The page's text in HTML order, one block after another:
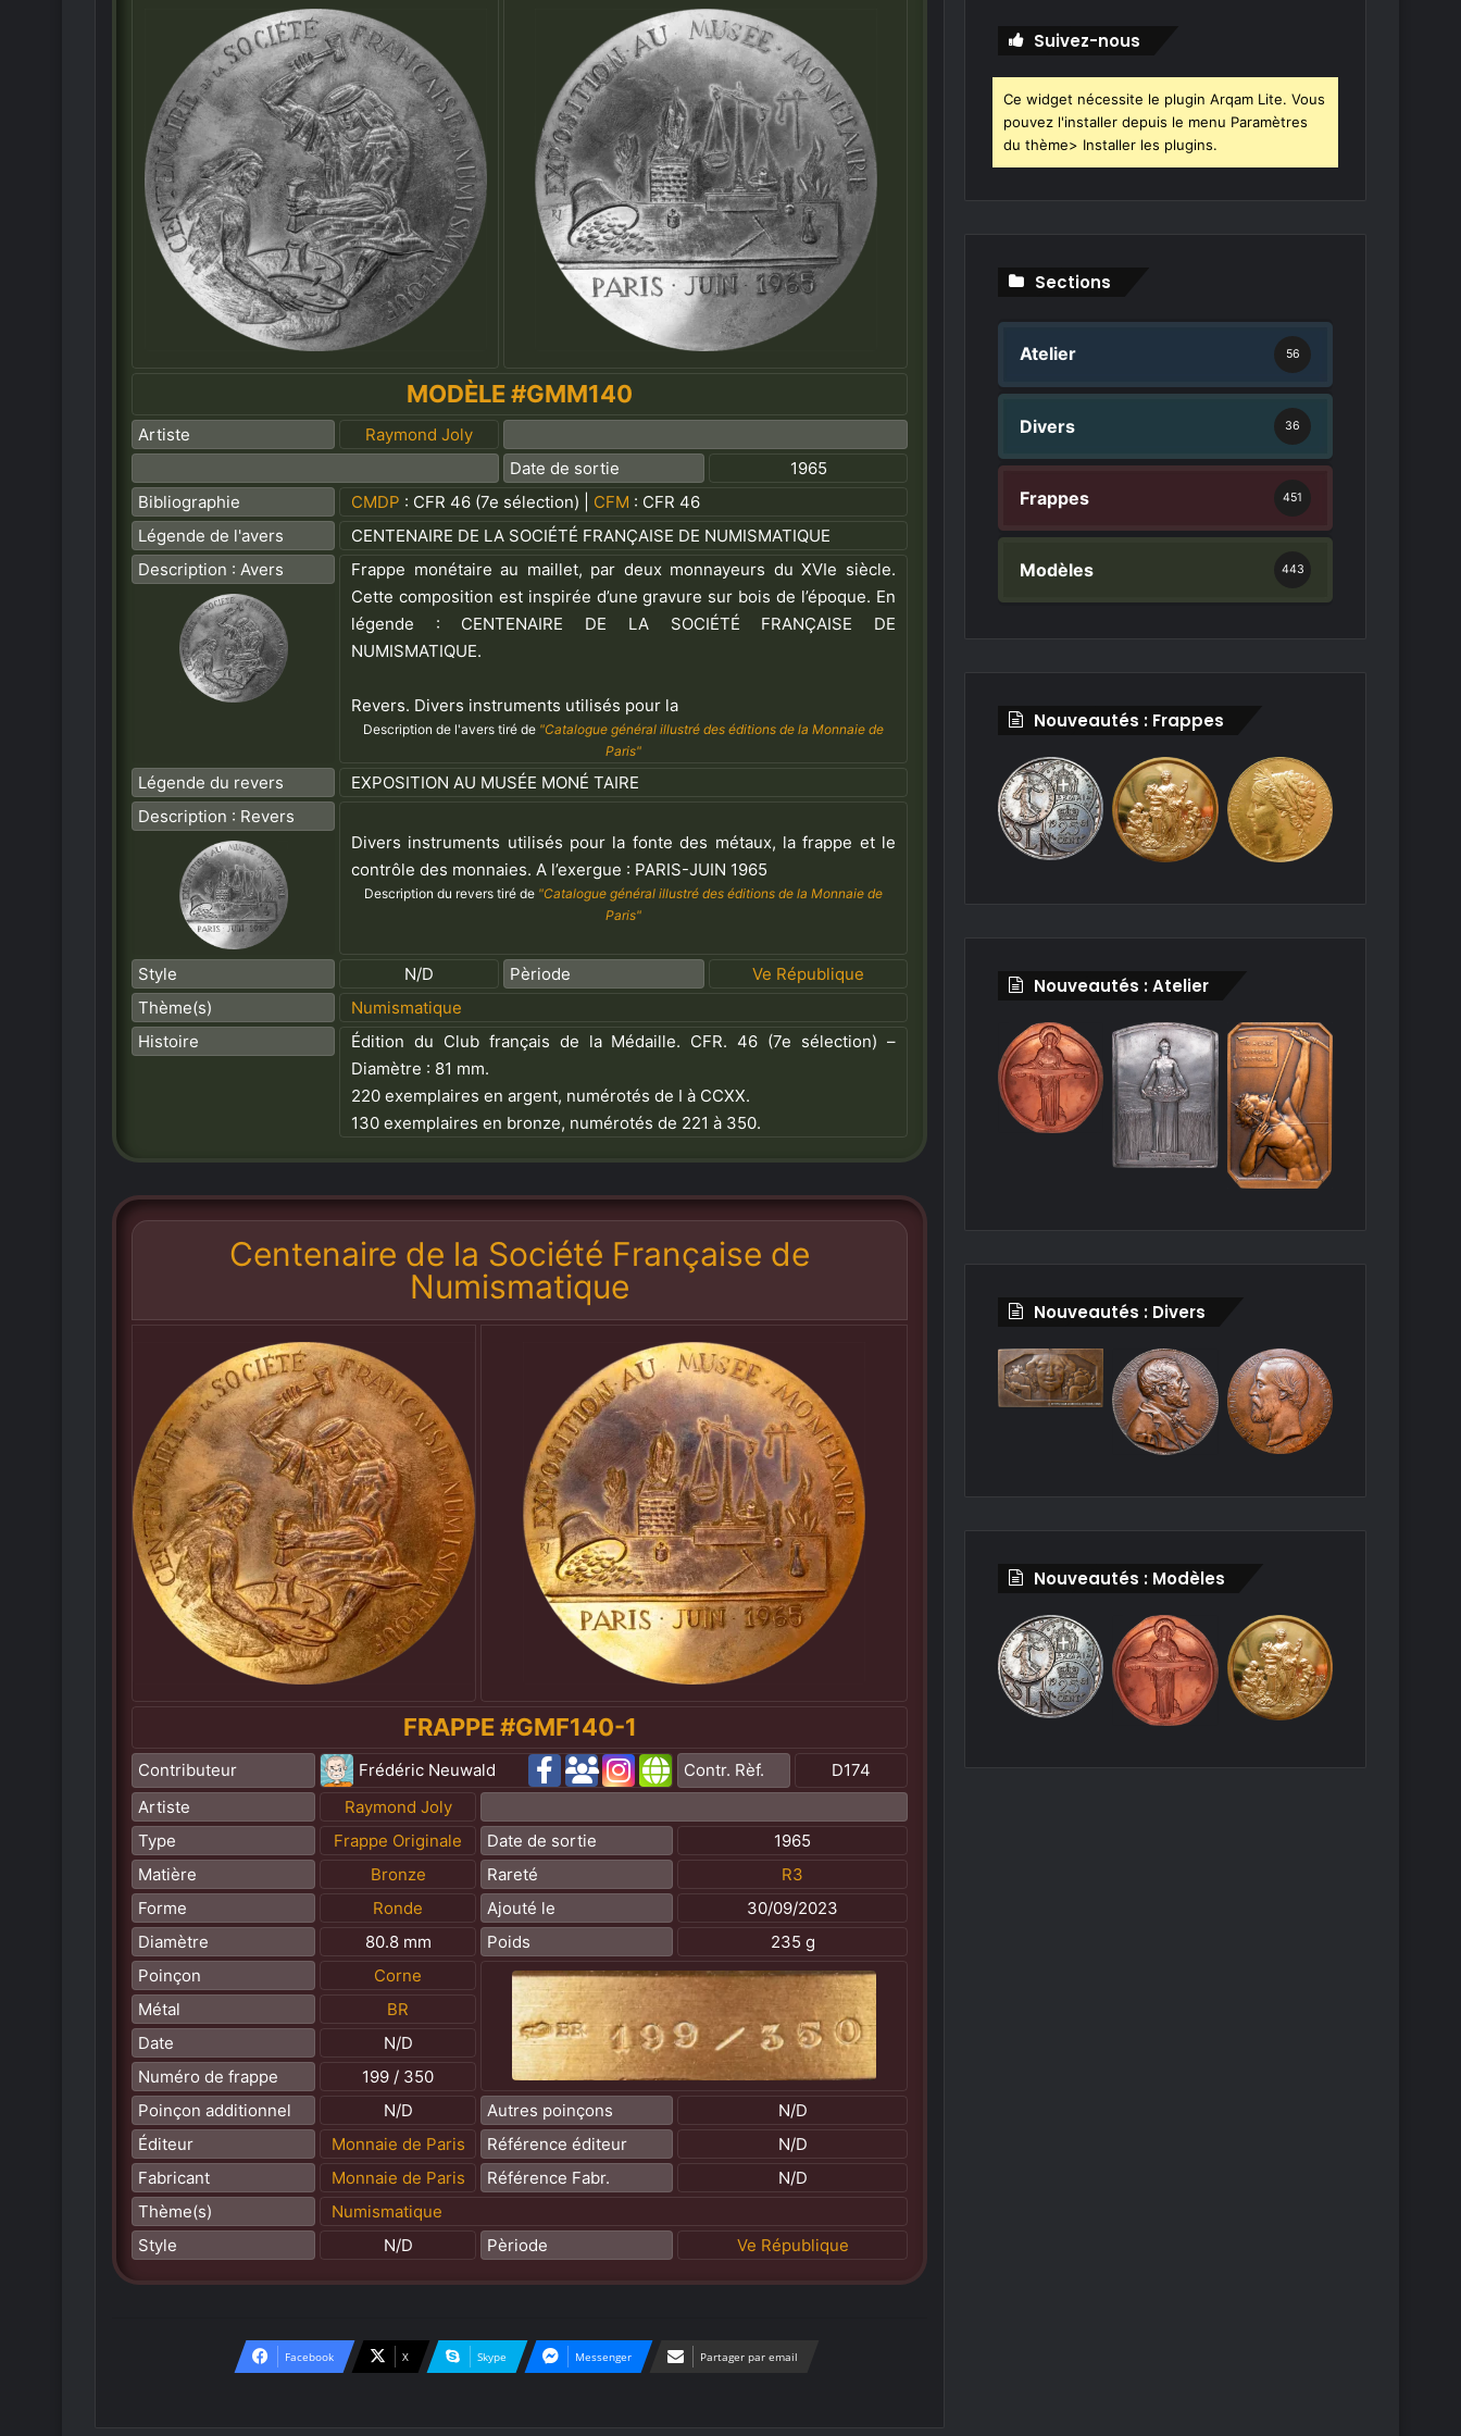
MODÈLE #GMM140
Artiste
Raymond Joly
Date de sortie
1965
Bibliographie
CMDP : CFR 46 (7e sélection) | CFM : CFR 46
Légende de l'avers
CENTENAIRE DE LA SOCIÉTÉ FRANÇAISE DE NUMISMATIQUE
Description : Avers
Frappe monétaire au maillet, par deux monnayeurs du XVIe siècle.
Cette composition est inspirée d’une gravure sur bois de l’époque. En
légende : CENTENAIRE DE LA SOCIÉTÉ FRANÇAISE DE
NUMISMATIQUE.
Revers. Divers instruments utilisés pour la
Description de l'avers tiré de "Catalogue général illustré des éditions de la Monnaie de
Paris"
Légende du revers
EXPOSITION AU MUSÉE MONÉ­ TAIRE
Description : Revers
Divers instruments utilisés pour la fonte des métaux, la frappe et le
contrôle des monnaies. A l’exergue : PARIS-JUIN 1965
Description du revers tiré de "Catalogue général illustré des éditions de la Monnaie de
Paris"
Style N/D Pèriode
Ve République
Thème(s)
Numismatique
Histoire
Édition du Club français de la Médaille. CFR. 46 (7e sélection) –
Diamètre : 81 mm.
220 exemplaires en argent, numérotés de I à CCXX.
130 exemplaires en bronze, numérotés de 221 à 350.
Centenaire de la Société Française de
Numismatique
FRAPPE #GMF140-1
Contributeur Frédéric Neuwald Contr. Rèf.
D174
Artiste
Raymond Joly
Type
Frappe Originale Date de sortie
1965
Matière
Bronze Rareté
R3
Forme
Ronde Ajouté le
30/09/2023
Diamètre
80.8 mm Poids
235 g
Poinçon
Corne
Métal
BR
Date
N/D
Numéro de frappe
199 / 350
Poinçon additionnel
N/D Autres poinçons
N/D
Éditeur
Monnaie de Paris Référence éditeur
N/D
Fabricant
Monnaie de Paris Référence Fabr.
N/D
Thème(s)
Numismatique
Style
N/D Pèriode Ve République
Facebook X Skype Messenger Partager par email
e
r
Suivez-nous
Ce widget nécessite le plugin Arqam Lite. Vous
pouvez l'installer depuis le menu Paramètres
du thème> Installer les plugins.
Sections
Atelier 56
Divers 36
Frappes 451
Modèles 443
Nouveautés : Frappes
Nouveautés : Atelier
Nouveautés : Divers
Nouveautés : Modèles